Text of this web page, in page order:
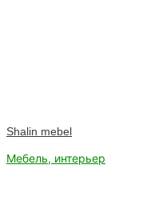
Shalin mebel
Мебель, интерьер